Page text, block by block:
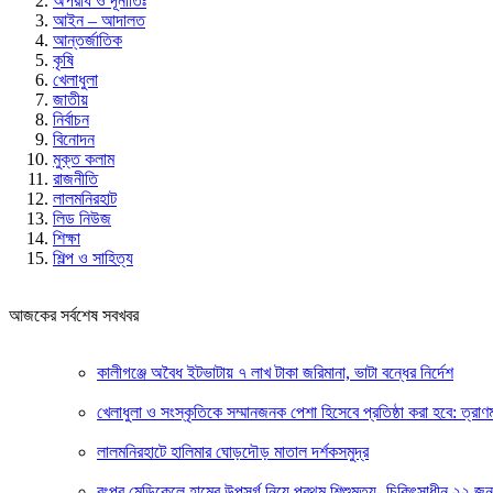
আইন – আদালত
আন্তর্জাতিক
কৃষি
খেলাধুলা
জাতীয়
নির্বাচন
বিনোদন
মুক্ত কলাম
রাজনীতি
লালমনিরহাট
লিড নিউজ
শিক্ষা
শিল্প ও সাহিত্য
আজকের সর্বশেষ সবখবর
কালীগঞ্জে অবৈধ ইটভাটায় ৭ লাখ টাকা জরিমানা, ভাটা বন্ধের নির্দেশ
খেলাধুলা ও সংস্কৃতিকে সম্মানজনক পেশা হিসেবে প্রতিষ্ঠা করা হবে:
লালমনিরহাটে হালিমার ঘোড়দৌড় মাতাল দর্শকসমুদ্র